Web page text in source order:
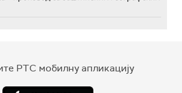
РТС мобилну апликацију